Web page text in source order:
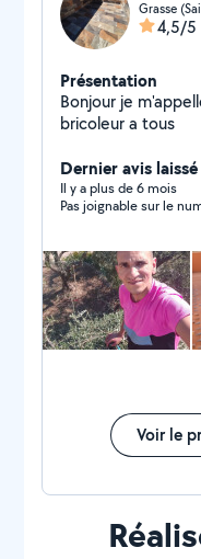
Grasse
4,5/5
Présentation
Bonjour je
bricoleur a tous
Dernier avis
Il y a plus de 6 mois
Pas joignable sur le
Voir le